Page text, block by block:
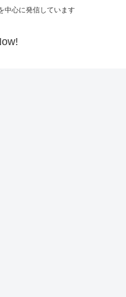
中心に発信しています